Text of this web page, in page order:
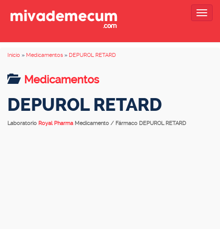
Inicio » Medicamentos » DEPUROL RETARD
Medicamentos
DEPUROL RETARD
Laboratorio Royal Pharma Medicamento / Fármaco DEPUROL RETARD